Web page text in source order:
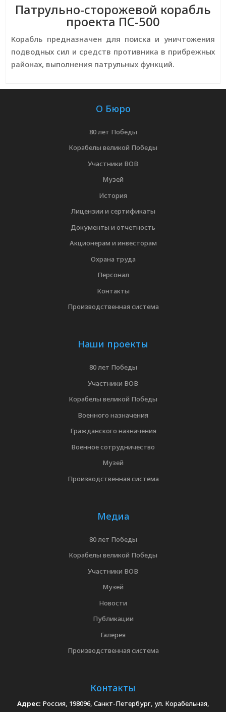
Патрульно-сторожевой корабль
проекта ПС-500
Корабль предназначен для поиска и уничтожения
подводных сил и средств противника в прибрежных
районах, выполнения патрульных функций.
О Бюро
80 лет Победы
Корабелы великой Победы
Участники ВОВ
Музей
История
Лицензии и сертификаты
Документы и отчетность
Акционерам и инвесторам
Охрана труда
Персонал
Контакты
Производственная система
Наши проекты
80 лет Победы
Участники ВОВ
Корабелы великой Победы
Военного назначения
Гражданского назначения
Военное сотрудничество
Музей
Производственная система
Медиа
80 лет Победы
Корабелы великой Победы
Участники ВОВ
Музей
Новости
Публикации
Галерея
Производственная система
Контакты
Адрес: Россия, 198096, Санкт-Петербург, ул. Корабельная,